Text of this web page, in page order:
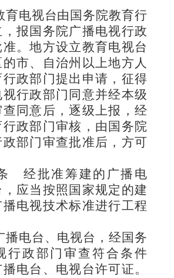
育电视台由国务院教育行
报国务院广播电视行政
。地方设立教育电视台
的市、自治州以上地方人
行政部门提出申请，征得
视行政部门同意并经本级
查同意后，逐级上报，经
行政部门审核，由国务院
政部门审查批准后，方可
经批准筹建的广播电
应当按照国家规定的建
电视技术标准进行工程
播电台、电视台，经国务
行政部门审查符合条件
电台、电视台许可证。